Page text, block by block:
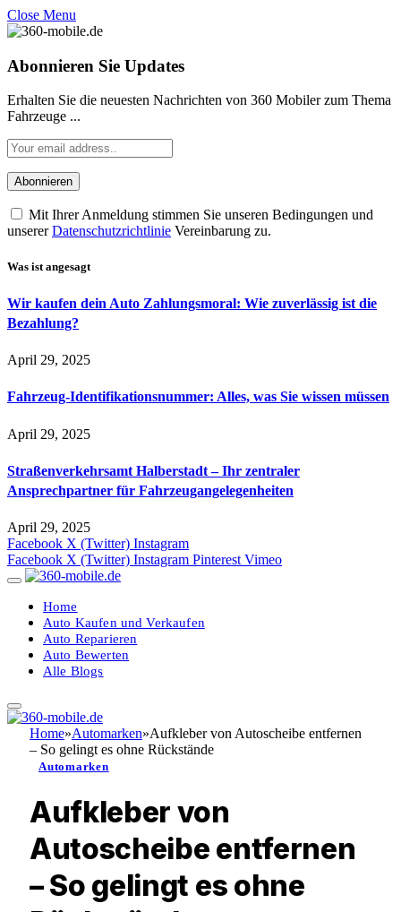
Close Menu
Abonnieren Sie Updates
Erhalten Sie die neuesten Nachrichten von 360 Mobiler zum Thema
Fahrzeuge ...
Mit Ihrer Anmeldung stimmen Sie unseren Bedingungen und
unsererDatenschutzrichtlinie Vereinbarung zu.
Was ist angesagt
Wir kaufen dein Auto Zahlungsmoral: Wie zuverlässig ist die
Bezahlung?
April 29, 2025
Fahrzeug-Identifikationsnummer: Alles, was Sie wissen müssen
April 29, 2025
Straßenverkehrsamt Halberstadt – Ihr zentraler
Ansprechpartner für Fahrzeugangelegenheiten​
April 29, 2025
Facebook X (Twitter) Instagram
Facebook X (Twitter) Instagram Pinterest Vimeo
Home
Auto Kaufen und Verkaufen
Auto Reparieren
Auto Bewerten
Alle Blogs
Home»Automarken»Aufkleber von Autoscheibe entfernen
– So gelingt es ohne Rückstände
Automarken
Aufkleber von
Autoscheibe entfernen
– So gelingt es ohne